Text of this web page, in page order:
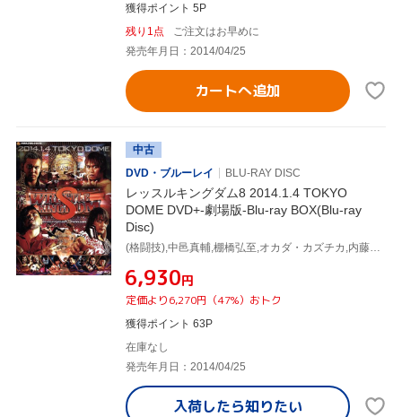
獲得ポイント 5P
残り1点
ご注文はお早めに
発売年月日：2014/04/25
カートへ追加
中古
DVD・ブルーレイ
BLU-RAY DISC
レッスルキングダム8 2014.1.4 TOKYO
DOME DVD+-劇場版-Blu-ray BOX(Blu-ray
Disc)
(格闘技),中邑真輔,棚橋弘至,オカダ・カズチカ,内藤哲也,プリンス・デヴィット,飯伏幸太,後藤洋央紀
¥6,930円
定価より6,270円（47%）おトク
獲得ポイント 63P
在庫なし
発売年月日：2014/04/25
入荷したら知りたい